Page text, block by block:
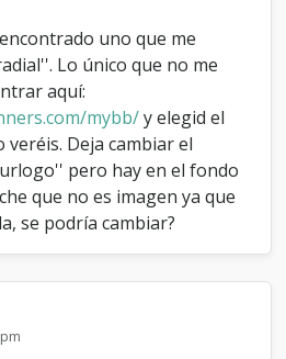
uno que me
Lo único que no me
aquí:
mybb/y elegid el
Deja cambiar el
pero hay en el fondo
que no es imagen ya que
se podría cambiar?